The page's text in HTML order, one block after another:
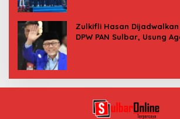
Zulkifli Hasan
DPW PAN Sulbar, Usung